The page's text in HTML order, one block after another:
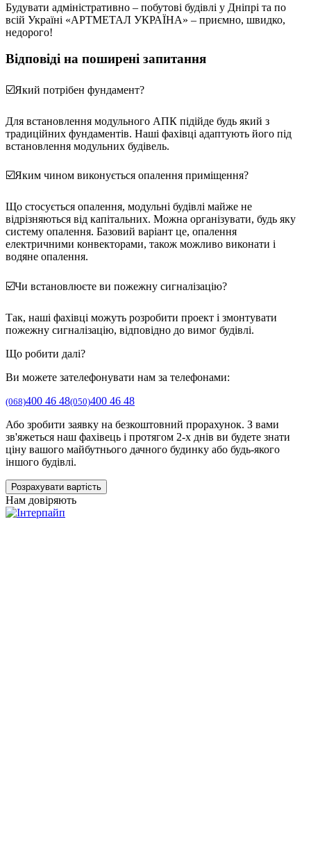
Будувати адміністративно – побутові будівлі у Дніпрі та по
всій Україні «АРТМЕТАЛ УКРАЇНА» – приємно, швидко,
недорого!
Відповіді на поширені запитання
☑️Який потрібен фундамент?
Для встановлення модульного АПК підійде будь який з
традиційних фундаментів. Наші фахівці адаптують його під
встановлення модульних будівель.
☑️Яким чином виконується опалення приміщення?
Що стосується опалення, модульні будівлі майже не
відрізняються від капітальних. Можна організувати, будь яку
систему опалення. Базовий варіант це, опалення
електричними конвекторами, також можливо виконати і
водяне опалення.
☑️Чи встановлюєте ви пожежну сигналізацію?
Так, наші фахівці можуть розробити проект і змонтувати
пожежну сигналізацію, відповідно до вимог будівлі.
Що робити далі?
Ви можете зателефонувати нам за телефонами:
(068)400 46 48(050)400 46 48
Або зробити заявку на безкоштовний прорахунок. З вами
зв'яжеться наш фахівець і протягом 2-х днів ви будете знати
ціну вашого майбутнього дачного будинку або будь-якого
іншого будівлі.
Розрахувати вартість
Нам довіряють